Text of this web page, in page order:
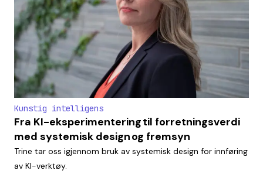
Kunstig intelligens
Fra KI-eksperimentering til forretningsverdi
med systemisk design og fremsyn
Trine tar oss igjennom bruk av systemisk design for innføring
av KI-verktøy.